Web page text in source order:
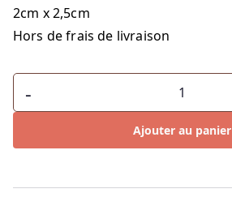
2cm x 2,5cm
Hors de frais de livraison
-
de
de
Ajouter au panier